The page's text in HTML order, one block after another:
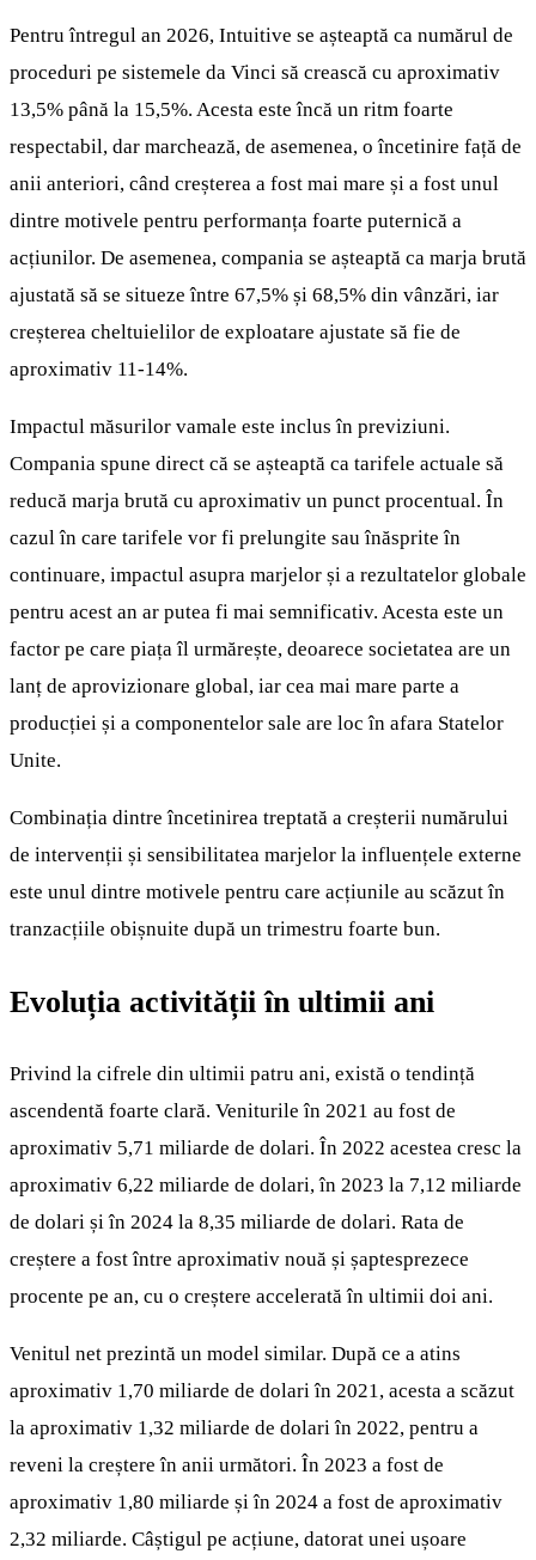
Pentru întregul an 2026, Intuitive se așteaptă ca numărul de
proceduri pe sistemele da Vinci să crească cu aproximativ
13,5% până la 15,5%. Acesta este încă un ritm foarte
respectabil, dar marchează, de asemenea, o încetinire față de
anii anteriori, când creșterea a fost mai mare și a fost unul
dintre motivele pentru performanța foarte puternică a
acțiunilor. De asemenea, compania se așteaptă ca marja brută
ajustată să se situeze între 67,5% și 68,5% din vânzări, iar
creșterea cheltuielilor de exploatare ajustate să fie de
aproximativ 11-14%.
Impactul măsurilor vamale este inclus în previziuni.
Compania spune direct că se așteaptă ca tarifele actuale să
reducă marja brută cu aproximativ un punct procentual. În
cazul în care tarifele vor fi prelungite sau înăsprite în
continuare, impactul asupra marjelor și a rezultatelor globale
pentru acest an ar putea fi mai semnificativ. Acesta este un
factor pe care piața îl urmărește, deoarece societatea are un
lanț de aprovizionare global, iar cea mai mare parte a
producției și a componentelor sale are loc în afara Statelor
Unite.
Combinația dintre încetinirea treptată a creșterii numărului
de intervenții și sensibilitatea marjelor la influențele externe
este unul dintre motivele pentru care acțiunile au scăzut în
tranzacțiile obișnuite după un trimestru foarte bun.
Evoluția activității în ultimii ani
Privind la cifrele din ultimii patru ani, există o tendință
ascendentă foarte clară. Veniturile în 2021 au fost de
aproximativ 5,71 miliarde de dolari. În 2022 acestea cresc la
aproximativ 6,22 miliarde de dolari, în 2023 la 7,12 miliarde
de dolari și în 2024 la 8,35 miliarde de dolari. Rata de
creștere a fost între aproximativ nouă și șaptesprezece
procente pe an, cu o creștere accelerată în ultimii doi ani.
Venitul net prezintă un model similar. După ce a atins
aproximativ 1,70 miliarde de dolari în 2021, acesta a scăzut
la aproximativ 1,32 miliarde de dolari în 2022, pentru a
reveni la creștere în anii următori. În 2023 a fost de
aproximativ 1,80 miliarde și în 2024 a fost de aproximativ
2,32 miliarde. Câștigul pe acțiune, datorat unei ușoare